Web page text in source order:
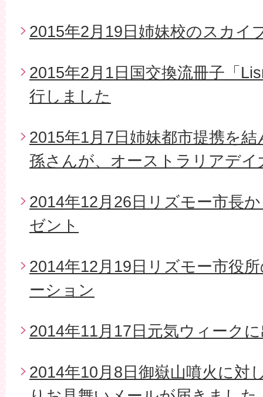
2015年2月19日姉妹校のスカイ
2015年2月1日国交換流冊子「
行しました
2015年1月7日姉妹都市提携を
孫さんが、オーストラリアデ
2014年12月26日リズモー市長
ゼント
2014年12月19日リズモー市役
ーション
2014年11月17日元気ウィーク
2014年10月8日御嶽山噴火に対